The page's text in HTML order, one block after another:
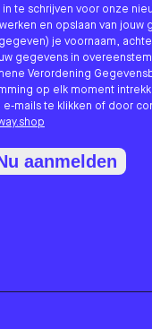
te schrijven voor onze
en opslaan van jouw
je voornaam,
gegevens in
Verordening
op elk moment
mails te klikken of door
aanmelden